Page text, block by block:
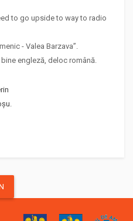
to go upside to way to radio
- Valea Barzava”.
engleză, deloc română.